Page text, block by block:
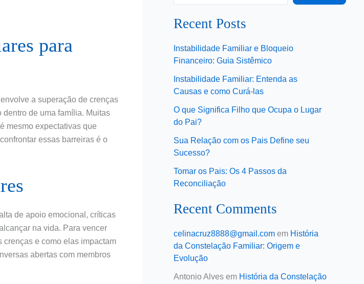
para
a superação de crenças
de uma família. Muitas
mesmo expectativas que
essas barreiras é o
de apoio emocional, críticas
na vida. Para vencer
e como elas impactam
abertas com membros
Recent Posts
Instabilidade Familiar e Bloqueio
Financeiro: Guia Sistêmico
Instabilidade Familiar: Entenda as
Causas e como Curá-las
O que Significa Filho que Ocupa o Lugar
do Pai?
Sua Relação com os Pais Define seu
Sucesso?
Tomar os Pais: Os 4 Passos da
Reconciliação
Recent Comments
celinacruz8888@gmail.com em História
da Constelação Familiar: Origem e
Evolução
Antonio Alves em História da Constelação